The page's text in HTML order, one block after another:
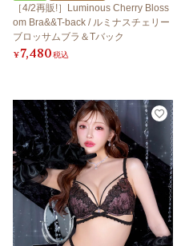
［4/2再販!］Luminous Cherry Bloss
om Bra&&T-back / ルミナスチェリー
ブロッサムブラ＆Tバック
¥7,480税込